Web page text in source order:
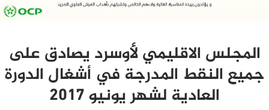
المجلس الاقليمي لأوسرد يصادق على
جميع النقط المدرجة في أشغال الدورة
العادية لشهر يونيو 2017